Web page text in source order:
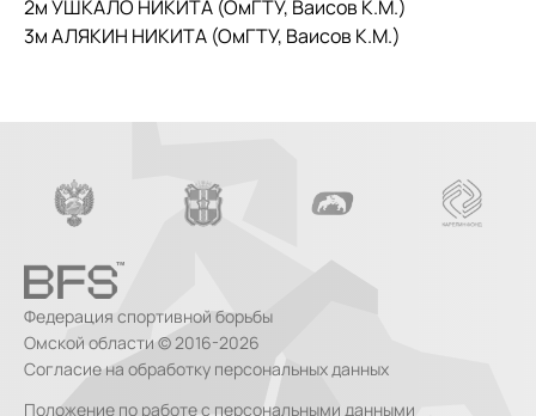
2м УШКАЛО НИКИТА (ОмГТУ, Ваисов К.М.)
3м АЛЯКИН НИКИТА (ОмГТУ, Ваисов К.М.)
Федерация спортивной борьбы
Омской области © 2016-2026
Согласие на обработку персональных данных
Положение по работе с персональными данными